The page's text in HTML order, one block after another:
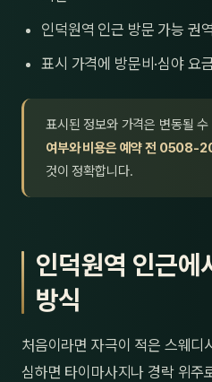
인덕원역 인근 방문 가능 권
표시 가격에 방문비·심야 요
표시된 정보와 가격은 변동될 수
여부와 비용은 예약 전 0508-
것이 정확합니다.
인덕원역 인근에
방식
처음이라면 자극이 적은 스웨디
심하면 타이마사지나 경락 위주